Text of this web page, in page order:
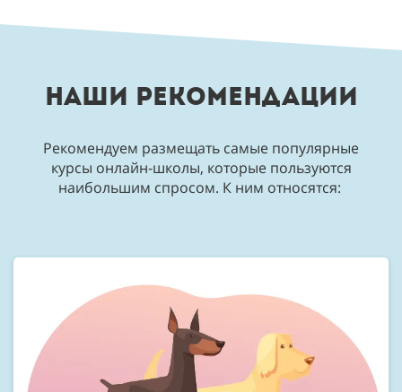
НАШИ РЕКОМЕНДАЦИИ
Рекомендуем размещать самые популярные
курсы онлайн-школы, которые пользуются
наибольшим спросом. К ним относятся: